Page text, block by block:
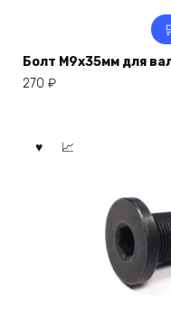
Болт M9x35мм для
270 ₽